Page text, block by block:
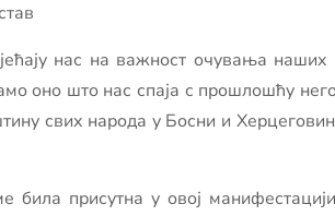
нас на важност очувања
оно што нас спаја с прошлошћу
свих народа у Босни и
била присутна у овој